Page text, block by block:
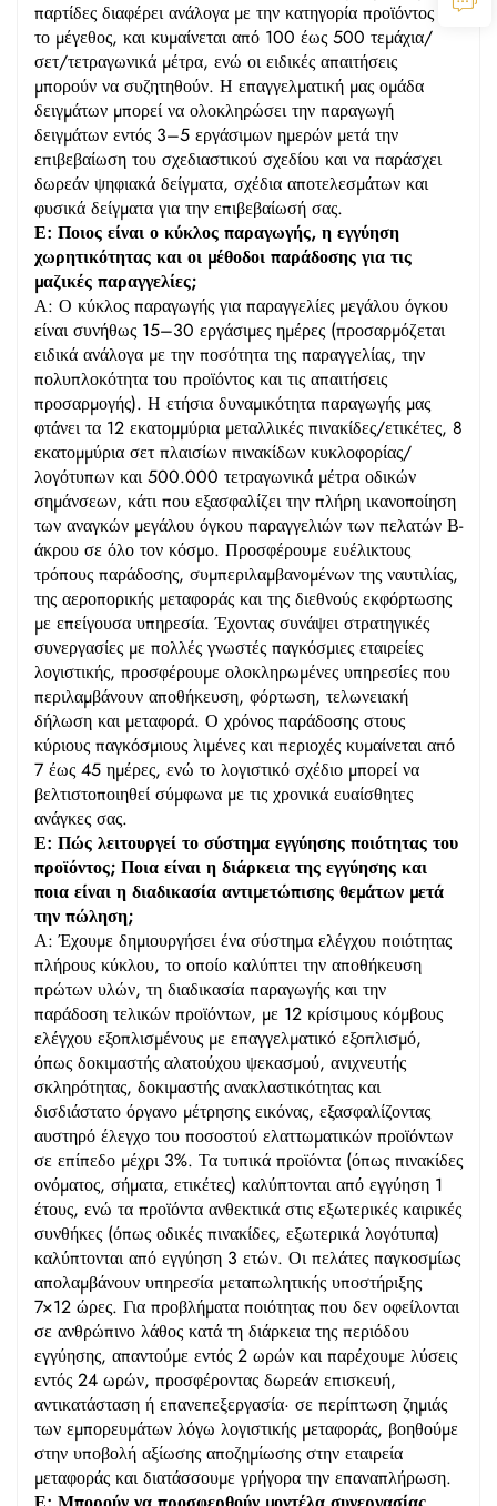
παρτίδες διαφέρει ανάλογα με την κατηγορία προϊόντος και
το μέγεθος, και κυμαίνεται από 100 έως 500 τεμάχια/
σετ/τετραγωνικά μέτρα, ενώ οι ειδικές απαιτήσεις
μπορούν να συζητηθούν. Η επαγγελματική μας ομάδα
δειγμάτων μπορεί να ολοκληρώσει την παραγωγή
δειγμάτων εντός 3–5 εργάσιμων ημερών μετά την
επιβεβαίωση του σχεδιαστικού σχεδίου και να παράσχει
δωρεάν ψηφιακά δείγματα, σχέδια αποτελεσμάτων και
φυσικά δείγματα για την επιβεβαίωσή σας.
Ε: Ποιος είναι ο κύκλος παραγωγής, η εγγύηση
χωρητικότητας και οι μέθοδοι παράδοσης για τις
μαζικές παραγγελίες;
Α: Ο κύκλος παραγωγής για παραγγελίες μεγάλου όγκου
είναι συνήθως 15–30 εργάσιμες ημέρες (προσαρμόζεται
ειδικά ανάλογα με την ποσότητα της παραγγελίας, την
πολυπλοκότητα του προϊόντος και τις απαιτήσεις
προσαρμογής). Η ετήσια δυναμικότητα παραγωγής μας
φτάνει τα 12 εκατομμύρια μεταλλικές πινακίδες/ετικέτες, 8
εκατομμύρια σετ πλαισίων πινακίδων κυκλοφορίας/
λογότυπων και 500.000 τετραγωνικά μέτρα οδικών
σημάνσεων, κάτι που εξασφαλίζει την πλήρη ικανοποίηση
των αναγκών μεγάλου όγκου παραγγελιών των πελατών Β-
άκρου σε όλο τον κόσμο. Προσφέρουμε ευέλικτους
τρόπους παράδοσης, συμπεριλαμβανομένων της ναυτιλίας,
της αεροπορικής μεταφοράς και της διεθνούς εκφόρτωσης
με επείγουσα υπηρεσία. Έχοντας συνάψει στρατηγικές
συνεργασίες με πολλές γνωστές παγκόσμιες εταιρείες
λογιστικής, προσφέρουμε ολοκληρωμένες υπηρεσίες που
περιλαμβάνουν αποθήκευση, φόρτωση, τελωνειακή
δήλωση και μεταφορά. Ο χρόνος παράδοσης στους
κύριους παγκόσμιους λιμένες και περιοχές κυμαίνεται από
7 έως 45 ημέρες, ενώ το λογιστικό σχέδιο μπορεί να
βελτιστοποιηθεί σύμφωνα με τις χρονικά ευαίσθητες
ανάγκες σας.
Ε: Πώς λειτουργεί το σύστημα εγγύησης ποιότητας του
προϊόντος; Ποια είναι η διάρκεια της εγγύησης και
ποια είναι η διαδικασία αντιμετώπισης θεμάτων μετά
την πώληση;
Α: Έχουμε δημιουργήσει ένα σύστημα ελέγχου ποιότητας
πλήρους κύκλου, το οποίο καλύπτει την αποθήκευση
πρώτων υλών, τη διαδικασία παραγωγής και την
παράδοση τελικών προϊόντων, με 12 κρίσιμους κόμβους
ελέγχου εξοπλισμένους με επαγγελματικό εξοπλισμό,
όπως δοκιμαστής αλατούχου ψεκασμού, ανιχνευτής
σκληρότητας, δοκιμαστής ανακλαστικότητας και
δισδιάστατο όργανο μέτρησης εικόνας, εξασφαλίζοντας
αυστηρό έλεγχο του ποσοστού ελαττωματικών προϊόντων
σε επίπεδο μέχρι 3%. Τα τυπικά προϊόντα (όπως πινακίδες
ονόματος, σήματα, ετικέτες) καλύπτονται από εγγύηση 1
έτους, ενώ τα προϊόντα ανθεκτικά στις εξωτερικές καιρικές
συνθήκες (όπως οδικές πινακίδες, εξωτερικά λογότυπα)
καλύπτονται από εγγύηση 3 ετών. Οι πελάτες παγκοσμίως
απολαμβάνουν υπηρεσία μεταπωλητικής υποστήριξης
7×12 ώρες. Για προβλήματα ποιότητας που δεν οφείλονται
σε ανθρώπινο λάθος κατά τη διάρκεια της περιόδου
εγγύησης, απαντούμε εντός 2 ωρών και παρέχουμε λύσεις
εντός 24 ωρών, προσφέροντας δωρεάν επισκευή,
αντικατάσταση ή επανεπεξεργασία· σε περίπτωση ζημιάς
των εμπορευμάτων λόγω λογιστικής μεταφοράς, βοηθούμε
στην υποβολή αξίωσης αποζημίωσης στην εταιρεία
μεταφοράς και διατάσσουμε γρήγορα την επαναπλήρωση.